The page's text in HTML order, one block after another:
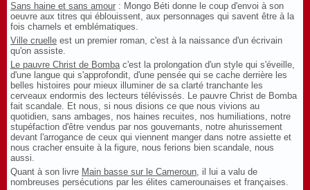
Sans haine et sans amour : Mongo Béti donne le coup d'envoi à son
oeuvre aux titres qui éblouissent, aux personnages qui savent être à la
fois charnels et emblématiques.
Ville cruelle est un premier roman, c'est à la naissance d'un écrivain
qu'on assiste.
Le pauvre Christ de Bombac'est la prolongation d'un style qui s'éveille,
d'une langue qui s'approfondit, d'une pensée qui se cache derrière les
belles histoires pour mieux illuminer de sa clarté tranchante les
cerveaux endormis des lecteurs télévissés. Le pauvre Christ de Bomba
fait scandale. Et nous, si nous disions ce que nous vivions au
quotidien, sans ambages, nos haines recuites, nos humiliations, notre
stupéfaction d'être vendus par nos gouvernants, notre ahurissement
devant l'arrogance de ceux qui viennent manger dans notre assiette et
nous cracher ensuite à la figure, nous ferions bien scandale, nous
aussi.
Quant à son livre Main basse sur le Cameroun, il lui a valu de
nombreuses persécutions par les élites camerounaises et françaises.